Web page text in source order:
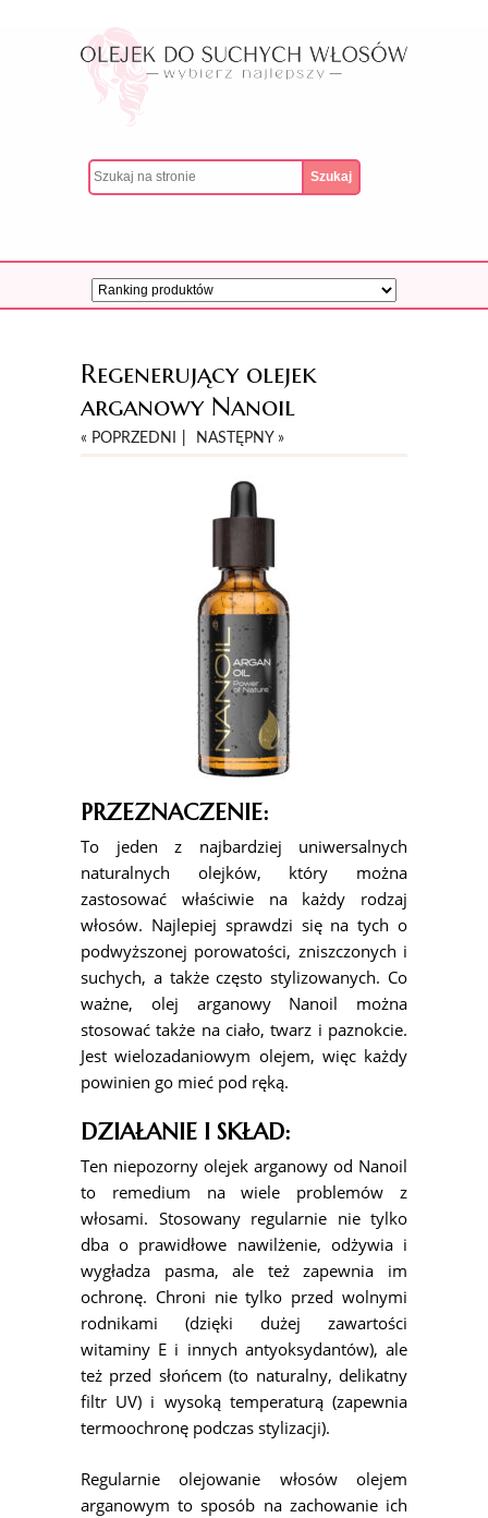
Regenerujący olejek
arganowy Nanoil
« POPRZEDNI NASTĘPNY »
PRZEZNACZENIE:
To jeden z najbardziej uniwersalnych
naturalnych olejków, który można
zastosować właściwie na każdy rodzaj
włosów. Najlepiej sprawdzi się na tych o
podwyższonej porowatości, zniszczonych i
suchych, a także często stylizowanych. Co
ważne, olej arganowy Nanoil można
stosować także na ciało, twarz i paznokcie.
Jest wielozadaniowym olejem, więc każdy
powinien go mieć pod ręką.
DZIAŁANIE I SKŁAD:
Ten niepozorny olejek arganowy od Nanoil
to remedium na wiele problemów z
włosami. Stosowany regularnie nie tylko
dba o prawidłowe nawilżenie, odżywia i
wygładza pasma, ale też zapewnia im
ochronę. Chroni nie tylko przed wolnymi
rodnikami (dzięki dużej zawartości
witaminy E i innych antyoksydantów), ale
też przed słońcem (to naturalny, delikatny
filtr UV) i wysoką temperaturą (zapewnia
termoochronę podczas stylizacji).
Regularnie olejowanie włosów olejem
arganowym to sposób na zachowanie ich